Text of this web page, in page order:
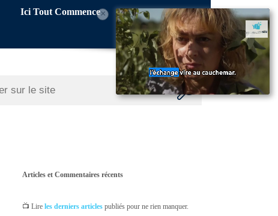
Ici Tout Commence×
Articles et Commentaires récents
📺 Lireles derniers articles publiés pour ne rien manquer.